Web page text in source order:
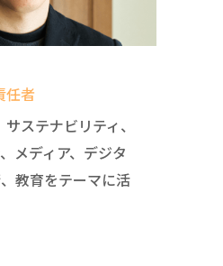
任者
ステナビリティ、
メディア、デジタ
教育をテーマに活